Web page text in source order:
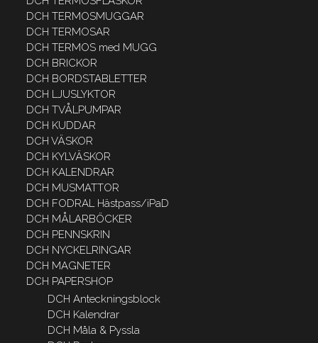
DCH TERMOSMUGGAR
DCH TERMOSAR
DCH TERMOS med MUGG
DCH BRICKOR
DCH BORDSTABLETTER
DCH LJUSLYKTOR
DCH TVÅLPUMPAR
DCH KUDDAR
DCH VÄSKOR
DCH KYLVÄSKOR
DCH KALENDRAR
DCH MUSMATTOR
DCH FODRAL Hästpass/iPaD
DCH MÅLARBÖCKER
DCH PENNSKRIN
DCH NYCKELRINGAR
DCH MAGNETER
DCH PAPERSHOP
DCH Anteckningsblock
DCH Kalendrar
DCH Måla & Pyssla